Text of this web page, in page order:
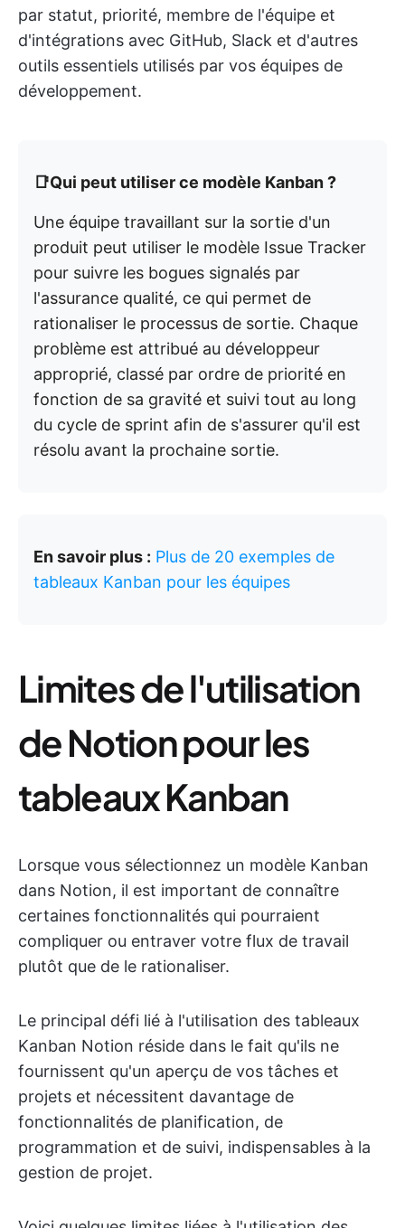
par statut, priorité, membre de l'équipe et
d'intégrations avec GitHub, Slack et d'autres
outils essentiels utilisés par vos équipes de
développement.
📑Qui peut utiliser ce modèle Kanban ?
Une équipe travaillant sur la sortie d'un
produit peut utiliser le modèle Issue Tracker
pour suivre les bogues signalés par
l'assurance qualité, ce qui permet de
rationaliser le processus de sortie. Chaque
problème est attribué au développeur
approprié, classé par ordre de priorité en
fonction de sa gravité et suivi tout au long
du cycle de sprint afin de s'assurer qu'il est
résolu avant la prochaine sortie.
En savoir plus : Plus de 20 exemples de
tableaux Kanban pour les équipes
Limites de l'utilisation
de Notion pour les
tableaux Kanban
Lorsque vous sélectionnez un modèle Kanban
dans Notion, il est important de connaître
certaines fonctionnalités qui pourraient
compliquer ou entraver votre flux de travail
plutôt que de le rationaliser.
Le principal défi lié à l'utilisation des tableaux
Kanban Notion réside dans le fait qu'ils ne
fournissent qu'un aperçu de vos tâches et
projets et nécessitent davantage de
fonctionnalités de planification, de
programmation et de suivi, indispensables à la
gestion de projet.